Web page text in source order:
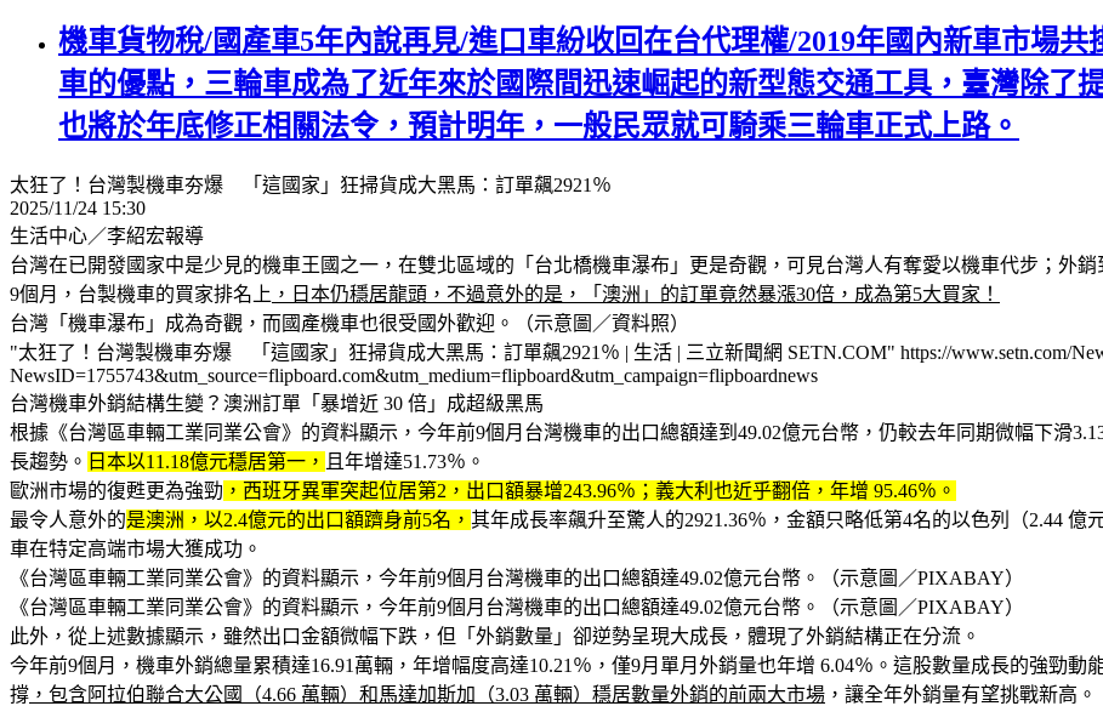
機車貨物稅/國產車5年內說再見/進口車紛收回在台代理權/2019年國內新車市場
車的優點，三輪車成為了近年來於國際間迅速崛起的新型態交通工具，臺灣除了
也將於年底修正相關法令，預計明年，一般民眾就可騎乘三輪車正式上路。
太狂了！台灣製機車夯爆 「這國家」狂掃貨成大黑馬：訂單飆2921％
2025/11/24 15:30
生活中心／李紹宏報導
台灣在已開發國家中是少見的機車王國之一，在雙北區域的「台北橋機車瀑布」更是奇觀，可見台灣人有奪愛以機車代步；外
9個月，台製機車的買家排名上 ，日本仍穩居龍頭，不過意外的是，「澳洲」的訂單竟然暴漲30倍，成為第5大買家！
台灣「機車瀑布」成為奇觀，而國產機車也很受國外歡迎。（示意圖／資料照）
"太狂了！台灣製機車夯爆 「這國家」狂掃貨成大黑馬：訂單飆2921％ | 生活 | 三立新聞網 SETN.COM" https://www.setn.com/
NewsID=1755743&utm_source=flipboard.com&utm_medium=flipboard&utm_campaign=flipboardnews
台灣機車外銷結構生變？澳洲訂單「暴增近 30 倍」成超級黑馬
根據《台灣區車輛工業同業公會》的資料顯示，今年前9個月台灣機車的出口總額達到49.02億元台幣，仍較去年同期微幅下滑
長趨勢。 日本以11.18億元穩居第一， 且年增達51.73％。
歐洲市場的復甦更為強勁 ，西班牙異軍突起位居第2，出口額暴增243.96％；義大利也近乎翻倍，年增 95.46％。
最令人意外的是澳洲，以2.4億元的出口額躋身前5名， 其年成長率飆升至驚人的2921.36％，金額只略低第4名的以色列（2.44
車在特定高端市場大獲成功。
《台灣區車輛工業同業公會》的資料顯示，今年前9個月台灣機車的出口總額達49.02億元台幣。（示意圖／PIXABAY）
《台灣區車輛工業同業公會》的資料顯示，今年前9個月台灣機車的出口總額達49.02億元台幣。（示意圖／PIXABAY）
此外，從上述數據顯示，雖然出口金額微幅下跌，但「外銷數量」卻逆勢呈現大成長，體現了外銷結構正在分流。
今年前9個月，機車外銷總量累積達16.91萬輛，年增幅度高達10.21％，僅9月單月外銷量也年增 6.04％。這股數量成長的強勁
撐 ，包含阿拉伯聯合大公國（4.66 萬輛）和馬達加斯加（3.03 萬輛）穩居數量外銷的前兩大市場 ，讓全年外銷量有望挑戰新高。